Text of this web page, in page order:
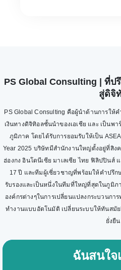
PS Global Consulting | ที่ป
สู่ดิจิ
PS Global Consulting คือผู้นำด้านการให้
เงินทางดิจิทิอลชั้นนำของเอเชีย และ เป็นพ
ภูมิภาค โดยได้รับการยอมรับให้เป็น
Year 2025 บริษัทมีสำนักงานใหญ่ตั้งอยู่ที่สิง
ฮ่องกง อินโดนีเซีย มาเลเซีย ไทย ฟิลิปปินส์
17 ปี และทีมผู้เชี่ยวชาญที่พร้อมให้คำปรึก
รับรองและเป็นหนึ่งในทีมที่ใหญ่ที่สุดในภูมิภ
องค์กรต่างๆในการเปลี่ยนแปลงกระบวนกา
ทำงานแบบอัตโนมัติ เปลี่ยนระบบให้ทันสมั
ยั่งยืน
ฉันสนใจ